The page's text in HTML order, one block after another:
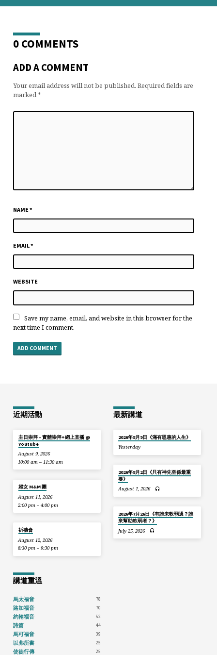
0 COMMENTS
ADD A COMMENT
Your email address will not be published. Required fields are
marked*
NAME *
EMAIL*
WEBSITE
Save my name, email, and website in this browser for the
next time I comment.
近期活動
主日崇拜 – 實體崇拜+網上直播 @
Youtube
August 9, 2026
10:00 am – 11:30 am
婦女 M&M 團
August 11, 2026
2:00 pm – 4:00 pm
祈禱會
August 12, 2026
8:30 pm – 9:30 pm
最新講道
2026年8月9日《滿有恩惠的人生》
Yesterday
2026年8月2日《只有神先至係最重
要》
August 1, 2026
2026年7月26日《有誰未軟弱過？誰
來幫助軟弱者？》
July 25, 2026
講道重溫
馬太福音 78
路加福音 70
約翰福音 52
詩篇 44
馬可福音 39
以弗所書 25
使徒行傳 25